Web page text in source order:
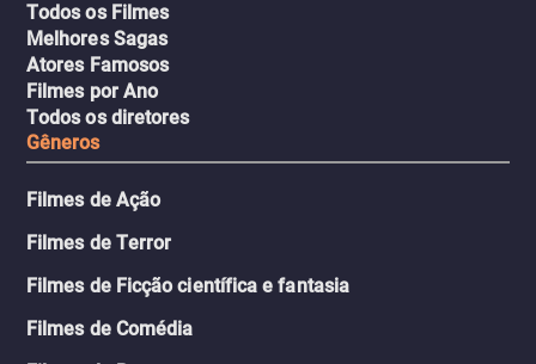
Todos os Filmes
Melhores Sagas
Atores Famosos
Filmes por Ano
Todos os diretores
Gêneros
Filmes de Ação
Filmes de Terror
Filmes de Ficção científica e fantasia
Filmes de Comédia